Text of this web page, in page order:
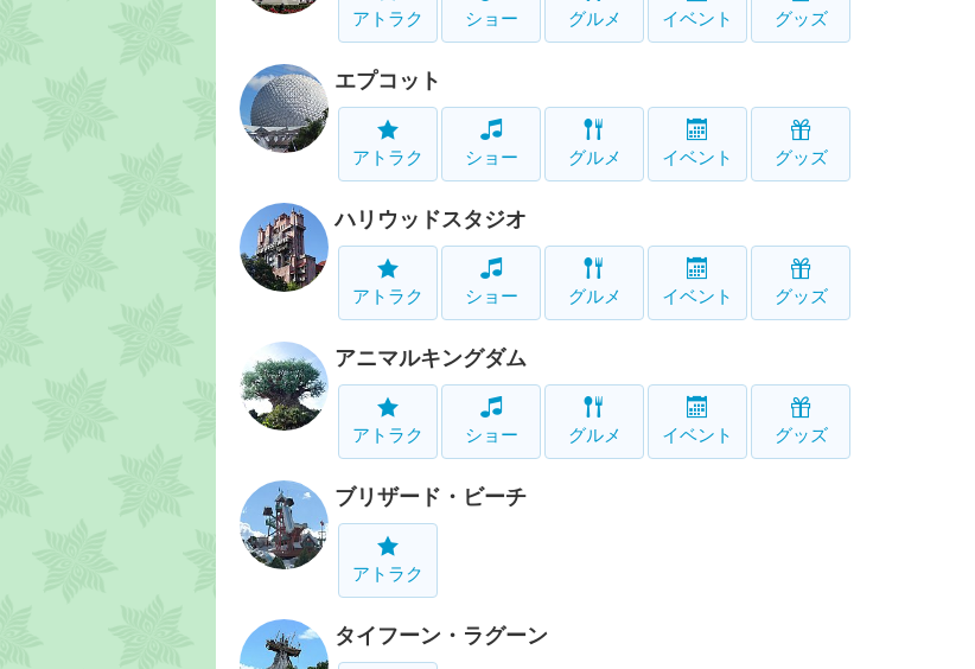
アトラク ショー グルメ イベント グッズ
エプコット
アトラク ショー グルメ イベント グッズ
ハリウッドスタジオ
アトラク ショー グルメ イベント グッズ
アニマルキングダム
アトラク ショー グルメ イベント グッズ
ブリザード・ビーチ
アトラク
タイフーン・ラグーン